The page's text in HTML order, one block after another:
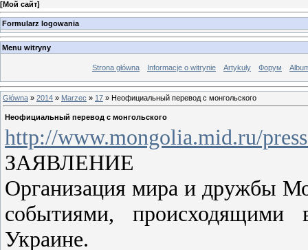
[Мой сайт]
Formularz logowania
Menu witryny
Strona główna Informacje o witrynie Artykuły Форум
Główna » 2014 » Marzec » 17 » Неофициальный перевод с монгольского
Неофициальный перевод с монгольского
http://www.mongolia.mid.ru/
ЗАЯВЛЕНИЕ
Организация мира и дружбы
событиями, происходящими
Украине.